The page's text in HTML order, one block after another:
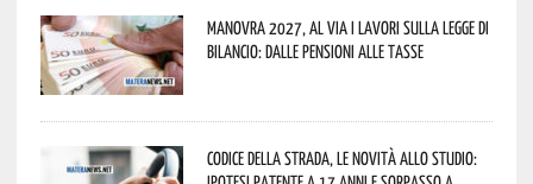
Manovra 2027, al via i lavori sulla Legge di
Bilancio: dalle pensioni alle tasse
Codice della strada, le novità allo studio: